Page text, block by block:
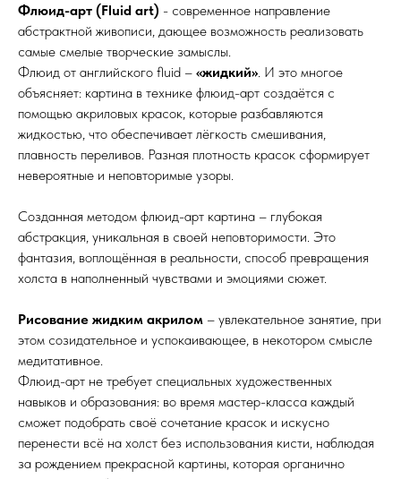
Флюид-арт (Fluid art) - современное направление
абстрактной живописи, дающее возможность реализовать
самые смелые творческие замыслы.
Флюид от английского fluid – «жидкий» . И это многое
объясняет: картина в технике флюид-арт создаётся с
помощью акриловых красок, которые разбавляются
жидкостью, что обеспечивает лёгкость смешивания,
плавность переливов. Разная плотность красок сформирует
невероятные и неповторимые узоры.
Созданная методом флюид-арт картина – глубокая
абстракция, уникальная в своей неповторимости. Это
фантазия, воплощённая в реальности, способ превращения
холста в наполненный чувствами и эмоциями сюжет.
Рисование жидким акрилом – увлекательное занятие, при
этом созидательное и успокаивающее, в некотором смысле
медитативное.
Флюид-арт не требует специальных художественных
навыков и образования: во время мастер-класса каждый
сможет подобрать своё сочетание красок и искусно
перенести всё на холст без использования кисти, наблюдая
за рождением прекрасной картины, которая органично